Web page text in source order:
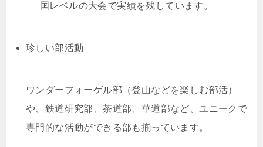
国レベルの大会で実績を残しています。
珍しい部活動
ワンダーフォーゲル部（登山などを楽しむ部活）
や、鉄道研究部、茶道部、華道部など、ユニークで
専門的な活動ができる部も揃っています。